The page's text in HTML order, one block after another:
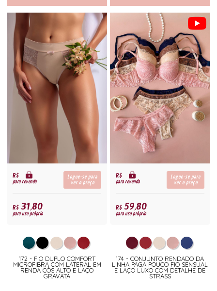
R$
para revenda
Logue-se para
ver o preço
R$31,80
para uso próprio
172 - FIO DUPLO COMFORT
MICROFIBRA COM LATERAL EM
RENDA CÓS ALTO E LAÇO
GRAVATA
R$
para revenda
Logue-se para
ver o preço
R$59,80
para uso próprio
174 - CONJUNTO RENDADO DA
LINHA PAGA POUCO FIO SENSUAL
E LAÇO LUXO COM DETALHE DE
STRASS